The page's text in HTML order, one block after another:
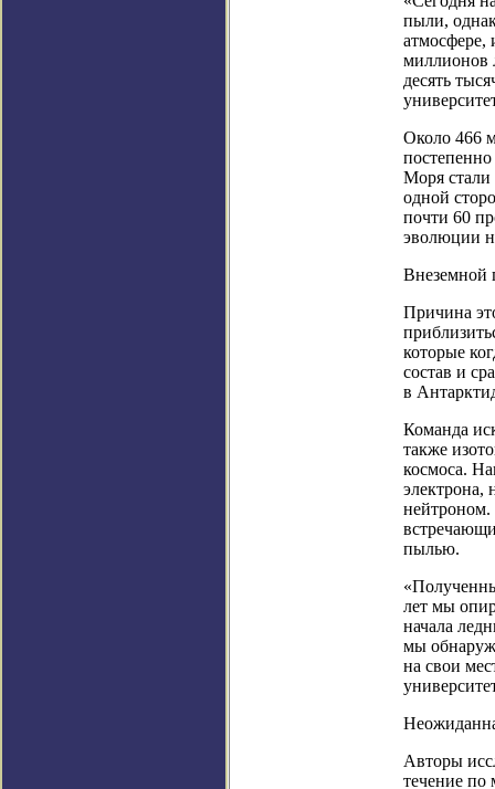
пыли,
атмосфере,
миллионов
десять
Около 466
Моря стали
одной
почти 60
эволюции
Внеземной
Причина
которые
состав и
в
Команда
также
космоса.
электрона,
нейтроном.
пылью.
лет мы
начала
мы
на свои
Авторы
течение по